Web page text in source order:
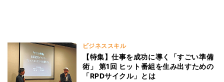
ビジネススキル
【特集】仕事を成功に導く「すごい準備
術」 第1回 ヒット番組を生み出すための
「RPDサイクル」とは